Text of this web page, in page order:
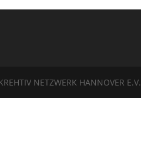
NETZWERK HANNOVER E.V.